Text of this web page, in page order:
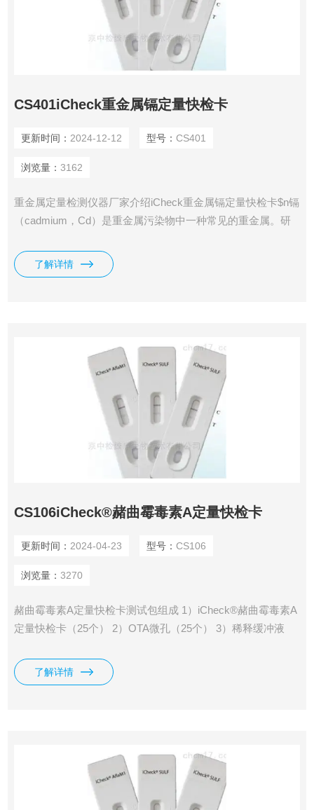
CS401iCheck重金属镉定量快检卡
更新时间： 2024-12-12 型号： CS401
浏览量： 3162
重金属定量检测仪器厂家介绍iCheck重金属镉定量快检卡$n镉
（cadmium，Cd）是重金属污染物中一种常见的重金属。研
和组织中，尤其是在肾脏和骨组织中的蓄积现象最为严重，可
引发肾衰竭，易碎性骨折等疾病，威胁人体健康。国际癌症研
了解详情
CS106iCheck®赭曲霉毒素A定量快检卡
更新时间： 2024-04-23 型号： CS106
浏览量： 3270
赭曲霉毒素A定量快检卡测试包组成 1）iCheck®赭曲霉毒素A
定量快检卡（25个） 2）OTA微孔（25个） 3）稀释缓冲液
个） 6）操作说明书
了解详情